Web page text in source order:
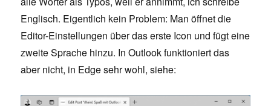
Englisch. Eigentlich kein Problem: Man öffnet die
Editor-Einstellungen über das erste Icon und fügt eine
zweite Sprache hinzu. In Outlook funktioniert das
aber nicht, in Edge sehr wohl, siehe: